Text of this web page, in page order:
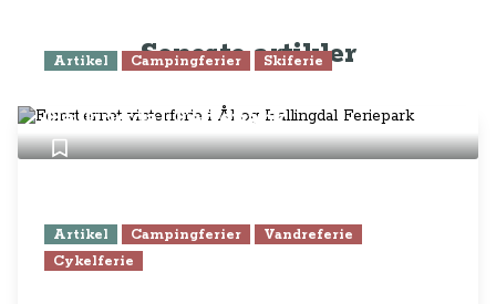
Seneste artikler
Artikel Campingferier Skiferie
Hallingdal Feriepark
Artikel Campingferier
Vandreferie
Cykelferie